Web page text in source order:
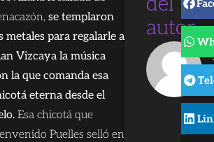
se templaron
metales para regalarle a
Vizcaya la música
la que comanda esa
eterna desde el
Esa chicotá que
Puelles selló en
autor